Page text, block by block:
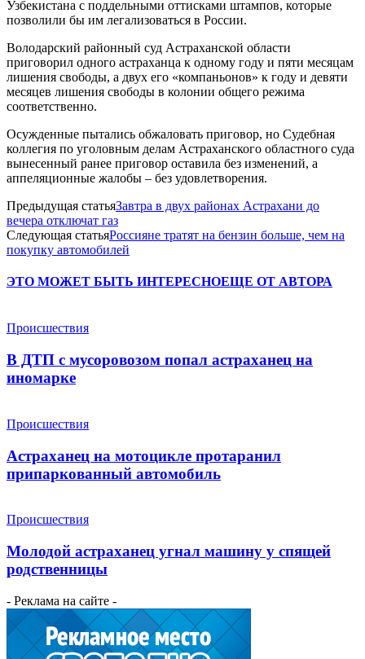
Узбекистана с поддельными оттисками штампов, которые
позволили бы им легализоваться в России.
Володарский районный суд Астраханской области
приговорил одного астраханца к одному году и пяти месяцам
лишения свободы, а двух его «компаньонов» к году и девяти
месяцев лишения свободы в колонии общего режима
соответственно.
Осужденные пытались обжаловать приговор, но Судебная
коллегия по уголовным делам Астраханского областного суда
вынесенный ранее приговор оставила без изменений, а
аппеляционные жалобы – без удовлетворения.
Предыдущая статьяЗавтра в двух районах Астрахани до
вечера отключат газ
Следующая статьяРоссияне тратят на бензин больше, чем на
покупку автомобилей
ЭТО МОЖЕТ БЫТЬ ИНТЕРЕСНОЕЩЕ ОТ АВТОРА
Происшествия
В ДТП с мусоровозом попал астраханец на
иномарке
Происшествия
Астраханец на мотоцикле протаранил
припаркованный автомобиль
Происшествия
Молодой астраханец угнал машину у спящей
родственницы
- Реклама на сайте -